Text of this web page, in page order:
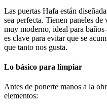
Las puertas Hafa están
sea perfecta. Tienen paneles
muy moderno, ideal para
es clave para evitar que se
que tanto nos gusta.
Lo básico para limpiar
Antes de ponerte manos a la
elementos: